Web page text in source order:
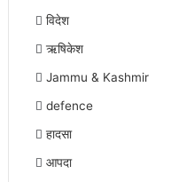
विदेश
ऋषिकेश
Jammu & Kashmir
defence
हादसा
आपदा